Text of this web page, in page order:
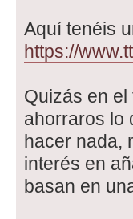
Aquí tenéis
https://
Quizás en
ahorraros lo
hacer nada,
interés en
basan en